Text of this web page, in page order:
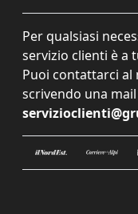
Per qualsiasi
servizio clienti è a
Puoi contattarci al
scrivendo una mail